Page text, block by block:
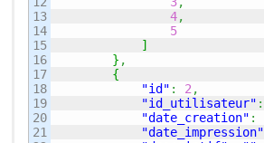
13
14
15
16
17
18
19
20
21
4,
5
]
} ,
{
"id" : 2 ,
"id_utilisateur" :
"date_creation" :
"date_impression"